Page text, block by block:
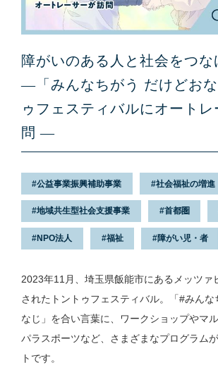
障がいのある人と社会をつな
―「みんなちがう だけどおな
ゥフェスティバルにオート
問 ―
公益事業振興補助事業 社会福祉の増進
地域共生型社会支援事業 首都圏
NPO法人 福祉 障がい児・者
2023年11月、埼玉県飯能市にあるメッツァ
されたトントゥフェスティバル。「#みんな
なじ」を合い言葉に、ワークショップやマル
パラスポーツなど、さまざまなプログラム
トです。